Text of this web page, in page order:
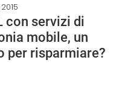
con servizi di
mobile, un
per risparmiare?